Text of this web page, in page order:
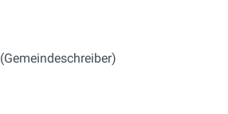
(Gemeindeschreiber)